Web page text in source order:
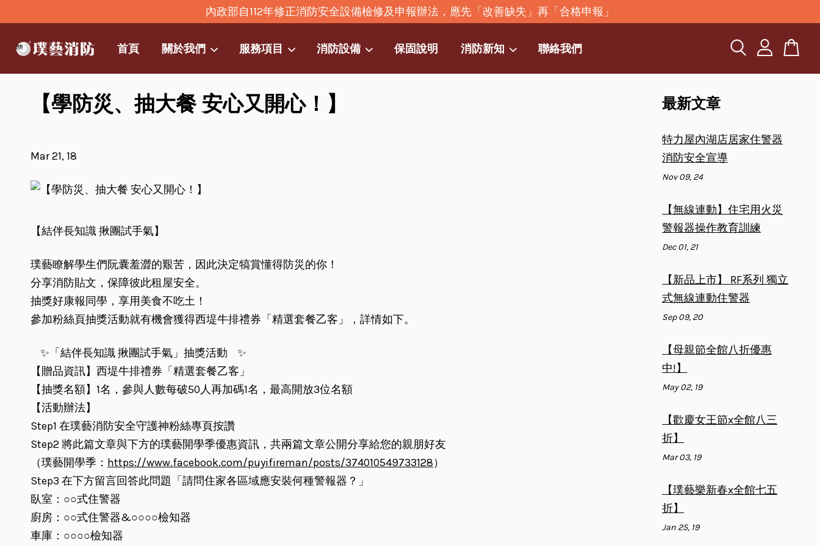
內政部自112年修正消防安全設備檢修及申報辦法，應先「改善缺失」再「合格申報」
首頁 關於我們 服務項目 消防設備 保固說明 消防新知 聯絡我們
【學防災、抽大餐 安心又開心！】
Mar 21, 18
【結伴長知識 揪團試手氣】
璞藝瞭解學生們阮囊羞澀的艱苦，因此決定犒賞懂得防災的你！
分享消防貼文，保障彼此租屋安全。
抽獎好康報同學，享用美食不吃土！
參加粉絲頁抽獎活動就有機會獲得西堤牛排禮券「精選套餐乙客」，詳情如下。
✨「結伴長知識 揪團試手氣」抽獎活動
✨
【贈品資訊】西堤牛排禮券「精選套餐乙客」
【抽獎名額】1名，參與人數每破50人再加碼1名，最高開放3位名額
【活動辦法】
Step1 在璞藝消防安全守護神粉絲專頁按讚
Step2 將此篇文章與下方的璞藝開學季優惠資訊，共兩篇文章公開分享給您的親朋好友
（璞藝開學季： https://www.facebook.com/puyifireman/posts/374010549733128）
Step3 在下方留言回答此問題「請問住家各區域應安裝何種警報器？」
臥室：○○式住警器
廚房：○○式住警器&○○○○檢知器
車庫：○○○○檢知器
最新文章
特力屋內湖店居家住警器
消防安全宣導
Nov 09, 24
【無線連動】住宅用火災
警報器操作教育訓練
Dec 01, 21
【新品上市】 RF系列 獨立
式無線連動住警器
Sep 09, 20
【母親節全館八折優惠
中!】
May 02, 19
【歡慶女王節x全館八三
折】
Mar 03, 19
【璞藝樂新春x全館七五
折】
Jan 25, 19
您的購物車目前還是空的。